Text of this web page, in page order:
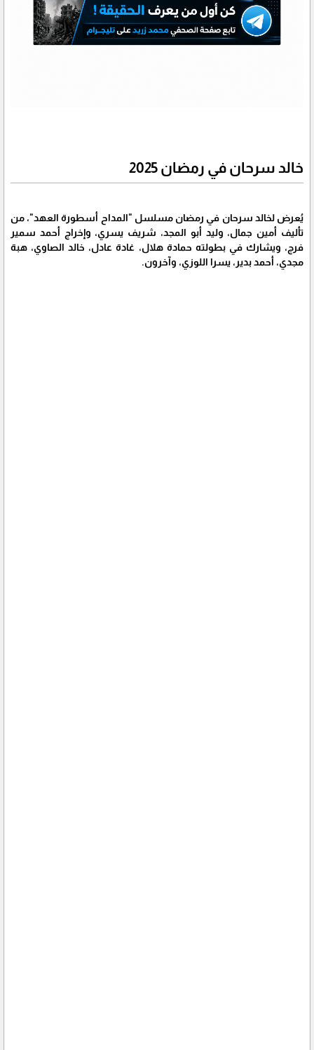
خالد سرحان في رمضان 2025
يُعرض لخالد سرحان في رمضان مسلسل "المداح أسطورة العهد"، من
تأليف أمين جمال، وليد أبو المجد، شريف يسري، وإخراج أحمد سمير
فرج، ويشارك في بطولته حمادة هلال، غادة عادل، خالد الصاوي، هبة
مجدي، أحمد بدير، يسرا اللوزي، وآخرون.